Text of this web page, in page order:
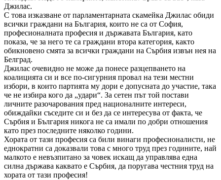
Джилас.
С това изказване от парламентарната скамейка Джилас обиди
всички граждани на България, които не са от София,
професионалната професия и държавата България, като
показа, че за него те са граждани втора категория, както
обикновено смята за всички граждани на Сърбия извън нея на
Белград.
Джилас очевидно не може да понесе разцепването на
коалицията си и все по-сигурния провал на тези местни
избори, в които партията му дори е допусната до участие, така
че не избира кого да „удари“. За сетен път той постави
личните разочарования пред националните интереси,
обиждайки съседите си и без да се интересува от факта, че
Сърбия и България никога не са имали по добри отношения
като през последните няколко години.
Хората от тази професия са били винаги професионалисти, не
еднократни са доказвали това с много труд през годините, най
малкото е невъзпитано за човек искащ да управлява една
силна държава каквато е Сърбия, да поругава честния труд на
хората от тази професия!